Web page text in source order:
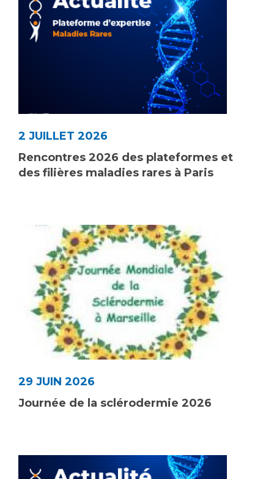
Qualité
Nos indicateurs qualité et de sécurité des soins
Sécurité
Lieu de santé sans tabac
Liste des marchés conclus
Documents utiles
2 JUILLET 2026
Rencontres 2026 des plateformes et
des filières maladies rares à Paris
29 JUIN 2026
Journée de la sclérodermie 2026